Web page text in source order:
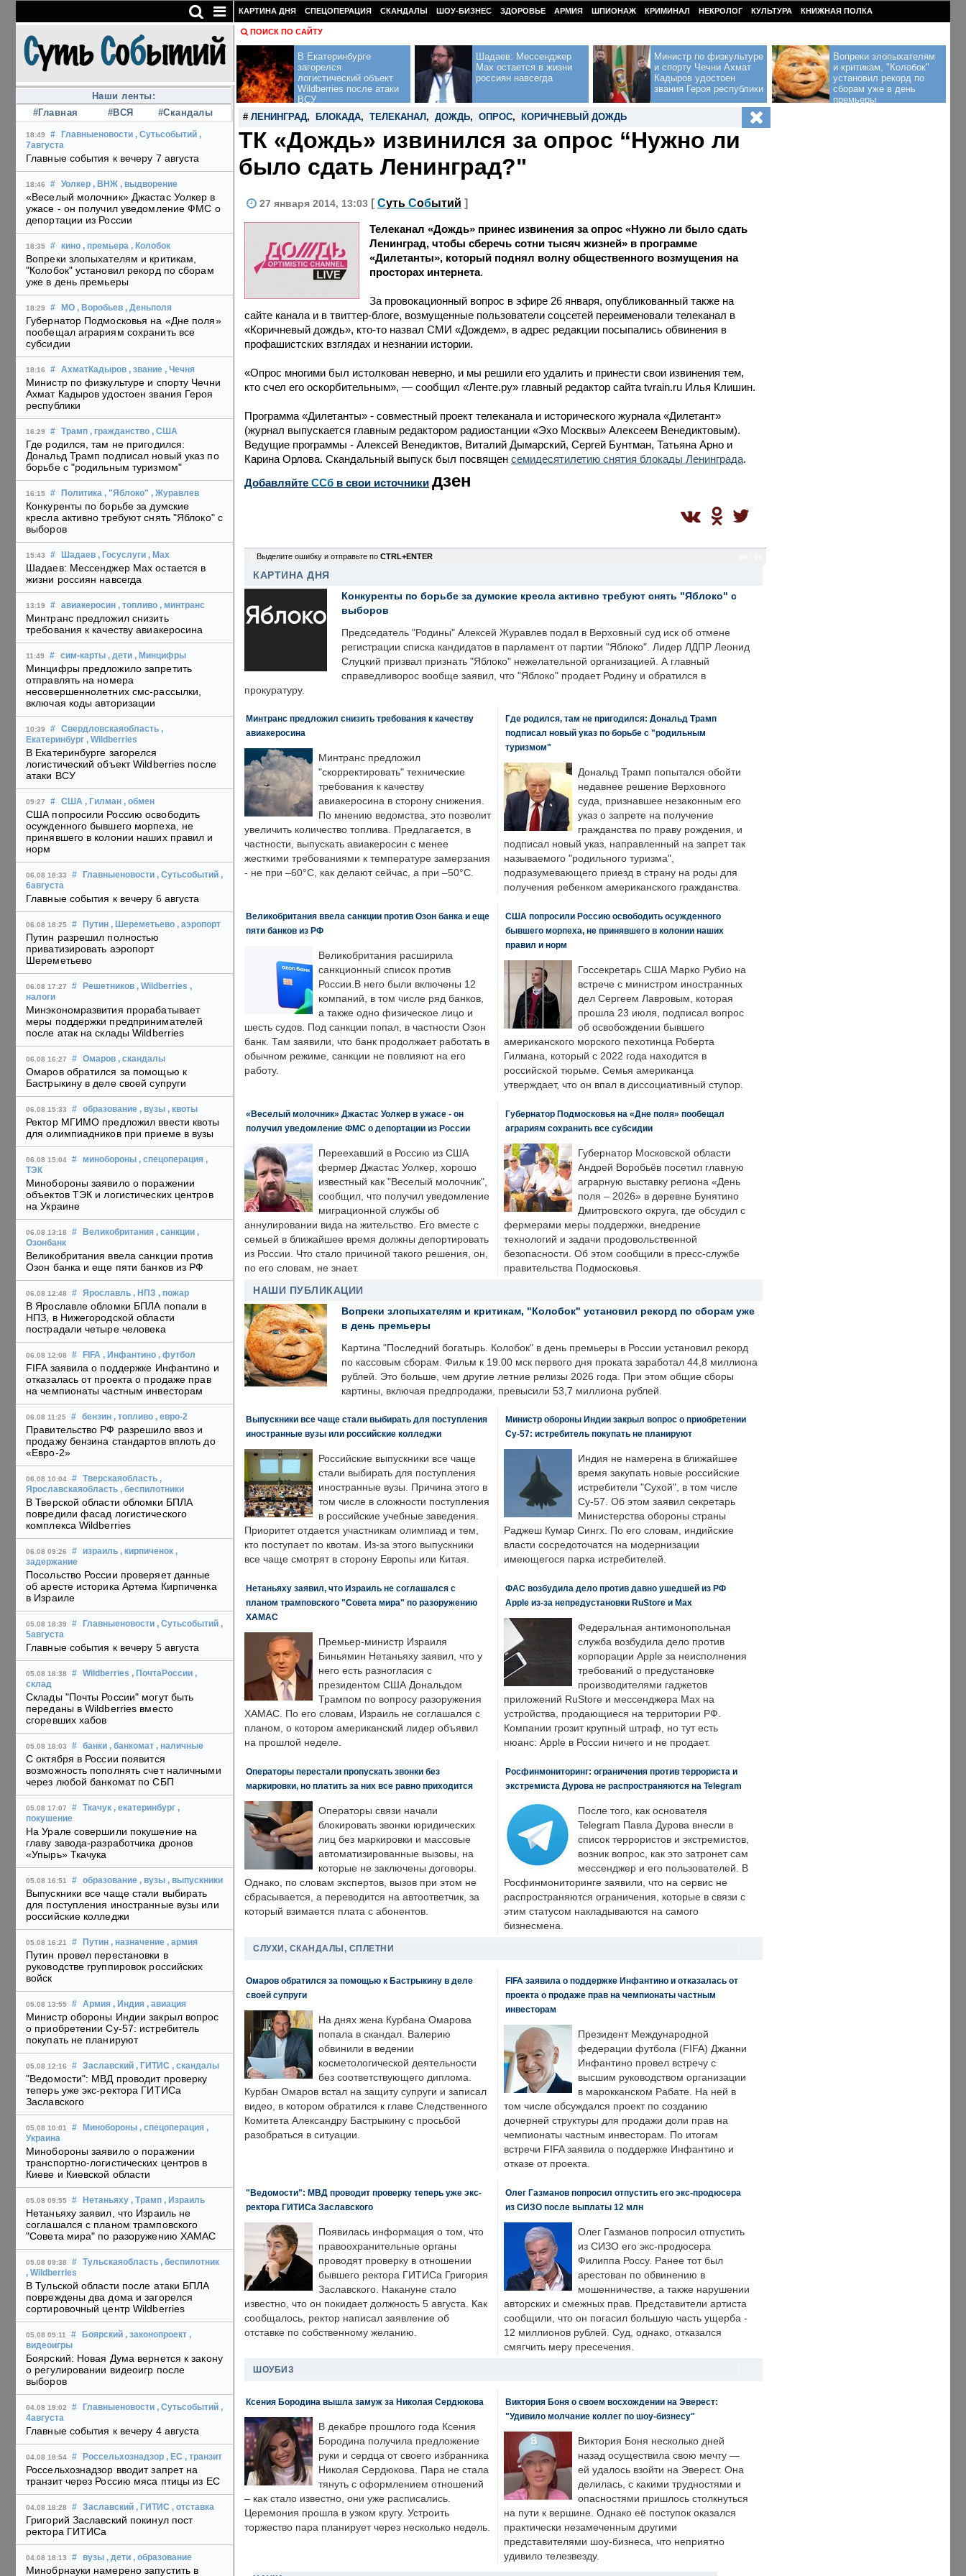
Наши ленты:
#Главная
#ВСЯ #Скандалы
18:49 # Главныеновости , Сутьсобытий ,
7августа
Главные события к вечеру 7 августа
18:46 # Уолкер , ВНЖ , выдворение
«Веселый молочник» Джастас Уолкер в
ужасе - он получил уведомление ФМС о
депортации из России
18:35 # кино , премьера , Колобок
Вопреки злопыхателям и критикам,
"Колобок" установил рекорд по сборам
уже в день премьеры
18:29 # МО , Воробьев , Деньполя
Губернатор Подмосковья на «Дне поля»
пообещал аграриям сохранить все
субсидии
18:16 # АхматКадыров , звание , Чечня
Министр по физкультуре и спорту Чечни
Ахмат Кадыров удостоен звания Героя
республики
16:29 # Трамп , гражданство , США
Где родился, там не пригодился:
Дональд Трамп подписал новый указ по
борьбе с "родильным туризмом"
16:15 # Политика , "Яблоко" , Журавлев
Конкуренты по борьбе за думские
кресла активно требуют снять "Яблоко" с
выборов
15:43 # Шадаев , Госуслуги , Max
Шадаев: Мессенджер Max остается в
жизни россиян навсегда
13:19 # авиакеросин , топливо , минтранс
Минтранс предложил снизить
требования к качеству авиакеросина
11:49 # сим-карты , дети , Минцифры
Минцифры предложило запретить
отправлять на номера
несовершеннолетних смс-рассылки,
включая коды авторизации
10:39 # Свердловскаяобласть ,
Екатеринбург , Wildberries
В Екатеринбурге загорелся
логистический объект Wildberries после
атаки ВСУ
09:27 # США , Гилман , обмен
США попросили Россию освободить
осужденного бывшего морпеха, не
принявшего в колонии наших правил и
норм
06.08 18:33 # Главныеновости , Сутьсобытий ,
6августа
Главные события к вечеру 6 августа
06.08 18:25 # Путин , Шереметьево , аэропорт
Путин разрешил полностью
приватизировать аэропорт
Шереметьево
06.08 17:27 # Решетников , Wildberries ,
налоги
Минэкономразвития прорабатывает
меры поддержки предпринимателей
после атак на склады Wildberries
06.08 16:27 # Омаров , скандалы
Омаров обратился за помощью к
Бастрыкину в деле своей супруги
06.08 15:33 # образование , вузы , квоты
Ректор МГИМО предложил ввести квоты
для олимпиадников при приеме в вузы
06.08 15:04 # минобороны , спецоперация ,
ТЭК
Минобороны заявило о поражении
объектов ТЭК и логистических центров
на Украине
06.08 13:18 # Великобритания , санкции ,
Озонбанк
Великобритания ввела санкции против
Озон банка и еще пяти банков из РФ
06.08 12:48 # Ярославль , НПЗ , пожар
В Ярославле обломки БПЛА попали в
НПЗ, в Нижегородской области
пострадали четыре человека
06.08 12:08 # FIFA , Инфантино , футбол
FIFA заявила о поддержке Инфантино и
отказалась от проекта о продаже прав
на чемпионаты частным инвесторам
06.08 11:25 # бензин , топливо , евро-2
Правительство РФ разрешило ввоз и
продажу бензина стандартов вплоть до
«Евро-2»
06.08 10:04 # Тверскаяобласть ,
Ярославскаяобласть , беспилотники
В Тверской области обломки БПЛА
повредили фасад логистического
комплекса Wildberries
06.08 09:26 # израиль , кирпиченок ,
задержание
Посольство России проверяет данные
об аресте историка Артема Кирпиченка
в Израиле
05.08 18:39 # Главныеновости , Сутьсобытий ,
5августа
Главные события к вечеру 5 августа
05.08 18:38 # Wildberries , ПочтаРоссии ,
склад
Склады "Почты России" могут быть
переданы в Wildberries вместо
сгоревших хабов
05.08 18:03 # банки , банкомат , наличные
С октября в России появится
возможность пополнять счет наличными
через любой банкомат по СБП
05.08 17:07 # Ткачук , екатеринбург ,
покушение
На Урале совершили покушение на
главу завода-разработчика дронов
«Упырь» Ткачука
05.08 16:51 # образование , вузы , выпускники
Выпускники все чаще стали выбирать
для поступления иностранные вузы или
российские колледжи
05.08 16:21 # Путин , назначение , армия
Путин провел перестановки в
руководстве группировок российских
войск
05.08 13:55 # Армия , Индия , авиация
Министр обороны Индии закрыл вопрос
о приобретении Су-57: истребитель
покупать не планируют
05.08 12:16 # Заславский , ГИТИС , скандалы
"Ведомости": МВД проводит проверку
теперь уже экс-ректора ГИТИСа
Заславского
05.08 10:01 # Минобороны , спецоперация ,
Украина
Минобороны заявило о поражении
транспортно-логистических центров в
Киеве и Киевской области
05.08 09:55 # Нетаньяху , Трамп , Израиль
Нетаньяху заявил, что Израиль не
соглашался с планом трамповского
"Совета мира" по разоружению ХАМАС
05.08 09:38 # Тульскаяобласть , беспилотник
, Wildberries
В Тульской области после атаки БПЛА
повреждены два дома и загорелся
сортировочный центр Wildberries
05.08 09:11 # Боярский , законопроект ,
видеоигры
Боярский: Новая Дума вернется к закону
о регулировании видеоигр после
выборов
04.08 19:02 # Главныеновости , Сутьсобытий ,
4августа
Главные события к вечеру 4 августа
04.08 18:54 # Россельхознадзор , ЕС , транзит
Россельхознадзор вводит запрет на
транзит через Россию мяса птицы из ЕС
04.08 18:28 # Заславский , ГИТИС , отставка
Григорий Заславский покинул пост
ректора ГИТИСа
04.08 18:13 # вузы , дети , образование
Минобрнауки намерено запустить в
КАРТИНА ДНЯ СПЕЦОПЕРАЦИЯ СКАНДАЛЫ ШОУ-БИЗНЕС ЗДОРОВЬЕ АРМИЯ ШПИОНАЖ КРИМИНАЛ НЕКРОЛОГ КУЛЬТУРА КНИЖНАЯ ПОЛКА
ПОИСК ПО САЙТУ
В Екатеринбурге
загорелся
логистический объект
Wildberries после атаки
ВСУ
Шадаев: Мессенджер
Max остается в жизни
россиян навсегда
Министр по физкультуре
и спорту Чечни Ахмат
Кадыров удостоен
звания Героя республики
Вопреки злопыхателям
и критикам, "Колобок"
установил рекорд по
сборам уже в день
премьеры
# ЛЕНИНГРАД, БЛОКАДА, ТЕЛЕКАНАЛ , ДОЖДЬ, ОПРОС, КОРИЧНЕВЫЙ ДОЖДЬ
ТК «Дождь» извинился за опрос “Нужно ли
было сдать Ленинград?"
27 января 2014, 13:03 [ Суть Событий ]
Телеканал «Дождь» принес извинения за опрос «Нужно ли было сдать
Ленинград, чтобы сберечь сотни тысяч жизней» в программе
«Дилетанты», который поднял волну общественного возмущения на
просторах интернета.
За провокационный вопрос в эфире 26 января, опубликованный также на
сайте канала и в твиттер-блоге, возмущенные пользователи соцсетей переименовали телеканал в
«Коричневый дождь», кто-то назвал СМИ «Дождем», в адрес редакции посыпались обвинения в
профашистских взглядах и незнании истории.
«Опрос многими был истолкован неверно, и мы решили его удалить и принести свои извинения тем,
кто счел его оскорбительным», — сообщил «Ленте.ру» главный редактор сайта tvrain.ru Илья Клишин.
Программа «Дилетанты» - совместный проект телеканала и исторического журнала «Дилетант»
(журнал выпускается главным редактором радиостанции «Эхо Москвы» Алексеем Венедиктовым).
Ведущие программы - Алексей Венедиктов, Виталий Дымарский, Сергей Бунтман, Татьяна Арно и
Карина Орлова. Скандальный выпуск был посвящен семидесятилетию снятия блокады Ленинграда.
Добавляйте CСб в свои источники дзен
Выделите ошибку и отправьте по CTRL+ENTER
КАРТИНА ДНЯ
Конкуренты по борьбе за думские кресла активно требуют снять "Яблоко" с
выборов
Председатель "Родины" Алексей Журавлев подал в Верховный суд иск об отмене
регистрации списка кандидатов в парламент от партии "Яблоко". Лидер ЛДПР Леонид
Слуцкий призвал признать "Яблоко" нежелательной организацией. А главный
справедливорос вообще заявил, что "Яблоко" продает Родину и обратился в
прокуратуру.
Минтранс предложил снизить требования к качеству
авиакеросина
Минтранс предложил
"скорректировать" технические
требования к качеству
авиакеросина в сторону снижения.
По мнению ведомства, это позволит
увеличить количество топлива. Предлагается, в
частности, выпускать авиакеросин с менее
жесткими требованиями к температуре замерзания
- не при –60°C, как делают сейчас, а при –50°C.
Где родился, там не пригодился: Дональд Трамп
подписал новый указ по борьбе с "родильным
туризмом"
Дональд Трамп попытался обойти
недавнее решение Верховного
суда, признавшее незаконным его
указ о запрете на получение
гражданства по праву рождения, и
подписал новый указ, направленный на запрет так
называемого "родильного туризма",
подразумевающего приезд в страну на роды для
получения ребенком американского гражданства.
Великобритания ввела санкции против Озон банка и еще
пяти банков из РФ
Великобритания расширила
санкционный список против
России.В него были включены 12
компаний, в том числе ряд банков,
а также одно физическое лицо и
шесть судов. Под санкции попал, в частности Озон
банк. Там заявили, что банк продолжает работать в
обычном режиме, санкции не повлияют на его
работу.
США попросили Россию освободить осужденного
бывшего морпеха, не принявшего в колонии наших
правил и норм
Госсекретарь США Марко Рубио на
встрече с министром иностранных
дел Сергеем Лавровым, которая
прошла 23 июля, подписал вопрос
об освобождении бывшего
американского морского пехотинца Роберта
Гилмана, который с 2022 года находится в
российской тюрьме. Семья американца
утверждает, что он впал в диссоциативный ступор.
«Веселый молочник» Джастас Уолкер в ужасе - он
получил уведомление ФМС о депортации из России
Переехавший в Россию из США
фермер Джастас Уолкер, хорошо
известный как "Веселый молочник",
сообщил, что получил уведомление
миграционной службы об
аннулировании вида на жительство. Его вместе с
семьей в ближайшее время должны депортировать
из России. Что стало причиной такого решения, он,
по его словам, не знает.
Губернатор Подмосковья на «Дне поля» пообещал
аграриям сохранить все субсидии
Губернатор Московской области
Андрей Воробьёв посетил главную
аграрную выставку региона «День
поля – 2026» в деревне Бунятино
Дмитровского округа, где обсудил с
фермерами меры поддержки, внедрение
технологий и задачи продовольственной
безопасности. Об этом сообщили в пресс-службе
правительства Подмосковья.
НАШИ ПУБЛИКАЦИИ
Вопреки злопыхателям и критикам, "Колобок" установил рекорд по сборам уже
в день премьеры
Картина "Последний богатырь. Колобок" в день премьеры в России установил рекорд
по кассовым сборам. Фильм к 19.00 мск первого дня проката заработал 44,8 миллиона
рублей. Это больше, чем другие летние релизы 2026 года. При этом общие сборы
картины, включая предпродажи, превысили 53,7 миллиона рублей.
Выпускники все чаще стали выбирать для поступления
иностранные вузы или российские колледжи
Российские выпускники все чаще
стали выбирать для поступления
иностранные вузы. Причина этого в
том числе в сложности поступления
в российские учебные заведения.
Приоритет отдается участникам олимпиад и тем,
кто поступает по квотам. Из-за этого выпускники
все чаще смотрят в сторону Европы или Китая.
Министр обороны Индии закрыл вопрос о приобретении
Су-57: истребитель покупать не планируют
Индия не намерена в ближайшее
время закупать новые российские
истребители "Сухой", в том числе
Су-57. Об этом заявил секретарь
Министерства обороны страны
Раджеш Кумар Сингх. По его словам, индийские
власти сосредоточатся на модернизации
имеющегося парка истребителей.
Нетаньяху заявил, что Израиль не соглашался с
планом трамповского "Совета мира" по разоружению
ХАМАС
Премьер-министр Израиля
Биньямин Нетаньяху заявил, что у
него есть разногласия с
президентом США Дональдом
Трампом по вопросу разоружения
ХАМАС. По его словам, Израиль не соглашался с
планом, о котором американский лидер объявил
на прошлой неделе.
ФАС возбудила дело против давно ушедшей из РФ
Apple из-за непредустановки RuStore и Max
Федеральная антимонопольная
служба возбудила дело против
корпорации Apple за неисполнения
требований о предустановке
производителями гаджетов
приложений RuStore и мессенджера Max на
устройства, продающиеся на территории РФ.
Компании грозит крупный штраф, но тут есть
нюанс: Apple в России ничего и не продает.
Операторы перестали пропускать звонки без
маркировки, но платить за них все равно приходится
Операторы связи начали
блокировать звонки юридических
лиц без маркировки и массовые
автоматизированные вызовы, на
которые не заключены договоры.
Однако, по словам экспертов, вызов при этом не
сбрасывается, а переводится на автоответчик, за
который взимается плата с абонентов.
Росфинмониторинг: ограничения против террориста и
экстремиста Дурова не распространяются на Telegram
После того, как основателя
Telegram Павла Дурова внесли в
список террористов и экстремистов,
возник вопрос, как это затронет сам
мессенджер и его пользователей. В
Росфинмониторинге заявили, что на сервис не
распространяются ограничения, которые в связи с
этим статусом накладываются на самого
бизнесмена.
СЛУХИ, СКАНДАЛЫ, СПЛЕТНИ
Омаров обратился за помощью к Бастрыкину в деле
своей супруги
На днях жена Курбана Омарова
попала в скандал. Валерию
обвинили в ведении
косметологической деятельности
без соответствующего диплома.
Курбан Омаров встал на защиту супруги и записал
видео, в котором обратился к главе Следственного
Комитета Александру Бастрыкину с просьбой
разобраться в ситуации.
FIFA заявила о поддержке Инфантино и отказалась от
проекта о продаже прав на чемпионаты частным
инвесторам
Президент Международной
федерации футбола (FIFA) Джанни
Инфантино провел встречу с
высшим руководством организации
в марокканском Рабате. На ней в
том числе обсуждался проект по созданию
дочерней структуры для продажи доли прав на
чемпионаты частным инвесторам. По итогам
встречи FIFA заявила о поддержке Инфантино и
отказе от проекта.
"Ведомости": МВД проводит проверку теперь уже экс-
ректора ГИТИСа Заславского
Появилась информация о том, что
правоохранительные органы
проводят проверку в отношении
бывшего ректора ГИТИСа Григория
Заславского. Накануне стало
известно, что он покидает должность 5 августа. Как
сообщалось, ректор написал заявление об
отставке по собственному желанию.
Олег Газманов попросил отпустить его экс-продюсера
из СИЗО после выплаты 12 млн
Олег Газманов попросил отпустить
из СИЗО его экс-продюсера
Филиппа Россу. Ранее тот был
арестован по обвинению в
мошенничестве, а также нарушении
авторских и смежных прав. Представители артиста
сообщили, что он погасил большую часть ущерба -
12 миллионов рублей. Суд, однако, отказался
смягчить меру пресечения.
ШОУБИЗ
Ксения Бородина вышла замуж за Николая Сердюкова
В декабре прошлого года Ксения
Бородина получила предложение
руки и сердца от своего избранника
Николая Сердюкова. Пара не стала
тянуть с оформлением отношений
– как стало известно, они уже расписались.
Церемония прошла в узком кругу. Устроить
торжество пара планирует через несколько недель.
Виктория Боня о своем восхождении на Эверест:
"Удивило молчание коллег по шоу-бизнесу"
Виктория Боня несколько дней
назад осуществила свою мечту —
ей удалось взойти на Эверест. Она
делилась, с какими трудностями и
опасностями пришлось столкнуться
на пути к вершине. Однако её поступок оказался
практически незамеченным другими
представителями шоу-бизнеса, что неприятно
удивило телезвезду.